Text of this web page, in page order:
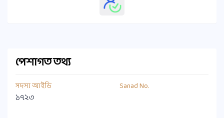
পেশাগত তথ্য
সদস্য আইডি
১৭২৩
Sanad No.